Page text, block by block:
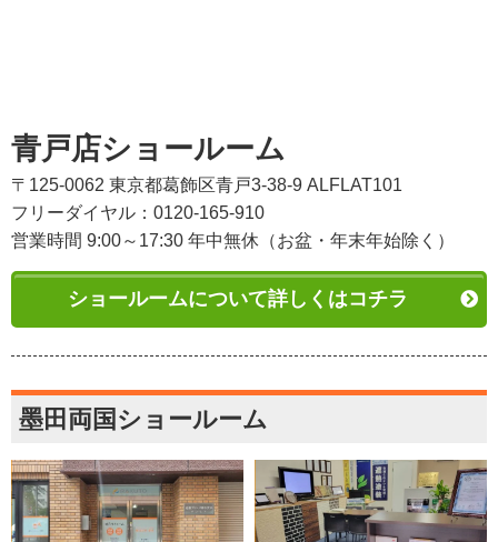
青戸店ショールーム
〒125-0062 東京都葛飾区青戸3-38-9 ALFLAT101
フリーダイヤル：0120-165-910
営業時間 9:00～17:30 年中無休（お盆・年末年始除く）
ショールームについて詳しくはコチラ
墨田両国ショールーム